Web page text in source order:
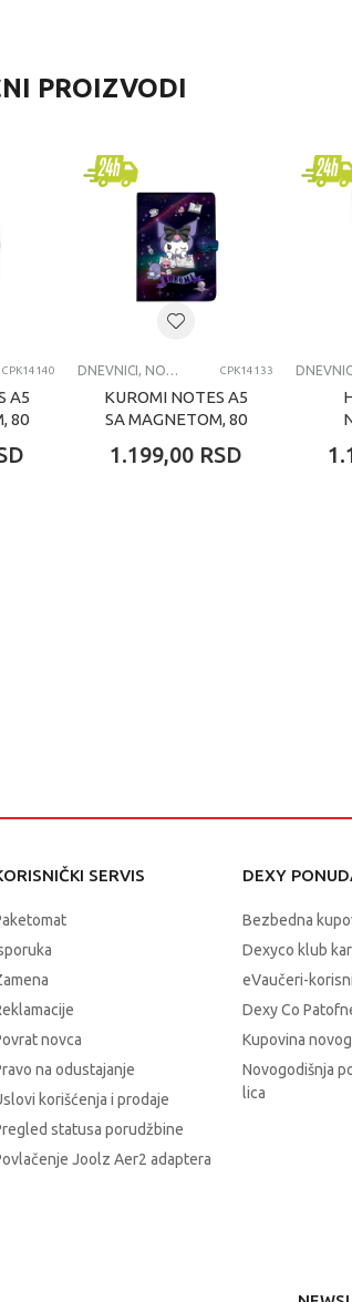
PROIZVODI
CPK14140
A5
80
DNEVNICI, NOTESI, AGENDE, BLOKČIĆI CPK14133
KUROMI NOTES A5
SA MAGNETOM, 80
1.199,00 RSD
SERVIS
novca
na odustajanje
korišćenja i prodaje
statusa porudžbine
Joolz Aer2 adaptera
DEXY
Bezbedna
Dexyco klub
eVaučeri-
Dexy Co
Kupovina
Novogodišnja
lica